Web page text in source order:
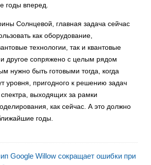
годы вперед.
Солнцевой, главная задача сейчас
как оборудование,
технологии, так и квантовые
другое сопряжено с целым рядом
нужно быть готовыми тогда, когда
уровня, пригодного к решению задач
выходящих за рамки
как сейчас. А это должно
годы.
Google Willow сокращает ошибки при